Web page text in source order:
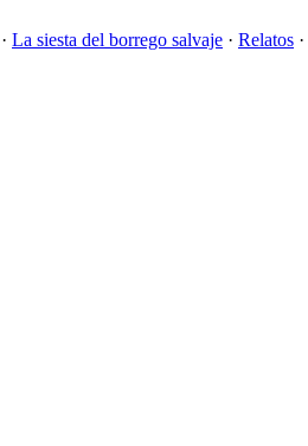
· La siesta del borrego salvaje · Relatos ·